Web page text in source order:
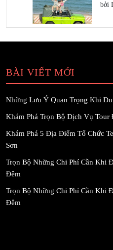
bởi
BÀI VIẾT MỚI
Những Lưu Ý Quan Trọng Khi
Khám Phá Trọn Bộ Dịch Vụ
Khám Phá 5 Địa Điểm Tổ Chức
Sơn
Trọn Bộ Những Chi Phí Cần Khi
Đêm
Trọn Bộ Những Chi Phí Cần Khi
Đêm